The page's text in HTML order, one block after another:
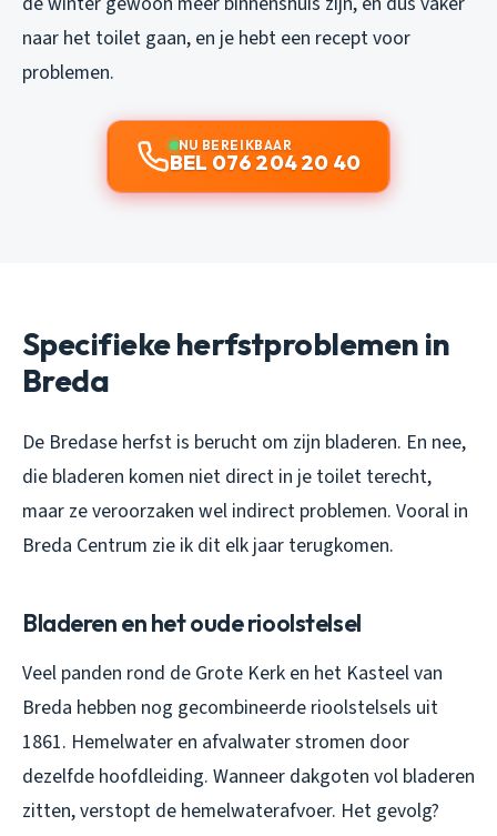
naar het toilet gaan, en je hebt een recept voor
problemen.
NU BEREIKBAAR
BEL 076 204 20 40
Specifieke herfstproblemen in
Breda
De Bredase herfst is berucht om zijn bladeren. En nee,
die bladeren komen niet direct in je toilet terecht,
maar ze veroorzaken wel indirect problemen. Vooral in
Breda Centrum zie ik dit elk jaar terugkomen.
Bladeren en het oude rioolstelsel
Veel panden rond de Grote Kerk en het Kasteel van
Breda hebben nog gecombineerde rioolstelsels uit
1861. Hemelwater en afvalwater stromen door
dezelfde hoofdleiding. Wanneer dakgoten vol bladeren
zitten, verstopt de hemelwaterafvoer. Het gevolg?